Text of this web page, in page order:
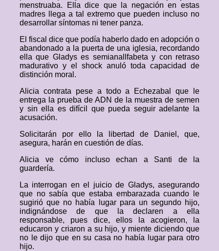
menstruaba. Ella dice que la negación en estas
madres llega a tal extremo que pueden incluso no
desarrollar síntomas ni tener panza.
El fiscal dice que podía haberlo dado en adopción o
abandonado a la puerta de una iglesia, recordando
ella que Gladys es semianallfabeta y con retraso
madurativo y el shock anuló toda capacidad de
distinción moral.
Alicia contrata pese a todo a Echezabal que le
entrega la prueba de ADN de la muestra de semen
y sin ella es difícil que pueda seguir adelante la
acusación.
Solicitarán por ello la libertad de Daniel, que,
asegura, harán en cuestión de días.
Alicia ve cómo incluso echan a Santi de la
guardería.
La interrogan en el juicio de Gladys, asegurando
que no sabía que estaba embarazada cuando le
sugirió que no había lugar para un segundo hijo,
indignándose de que la declaren a ella
responsable, pues dice, ellos la acogieron, la
educaron y criaron a su hijo, y miente diciendo que
no le dijo que en su casa no había lugar para otro
hijo.